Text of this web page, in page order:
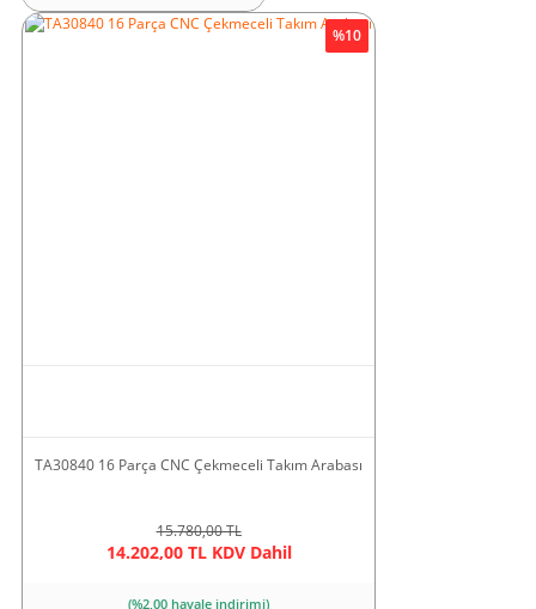
TA30840 16 Parça CNC Çekmeceli Takım Arabası
15.780,00 TL
14.202,00 TL KDV Dahil
%10
(%2,00 havale indirimi)